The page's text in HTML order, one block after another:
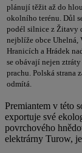
plánují těžit až do
okolního terénu. Důl
podél silnice z Žitavy
nejblíže obce Uhelná,
Hranicích a Hrádek
se obávají nejen
prachu. Polská strana
odmítá.
Premiantem v této
exportuje své
povrchového
elektrárny Turow,